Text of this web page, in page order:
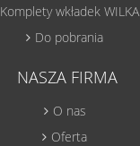
Komplety wkładek WILKA
Do pobrania
NASZA FIRMA
O nas
Oferta